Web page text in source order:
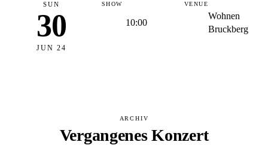
SUN
30
JUN 24
SHOW
10:00
VENUE
Wohnen
Bruckberg
ARCHIV
Vergangenes Konzert